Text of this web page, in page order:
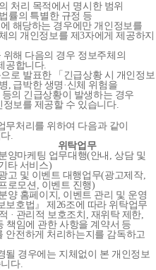
처리 목적에서 명시한 범위
률의 특별한 규정 등
해당하는 경우에만 개인정보를
의 개인정보를 제3자에게 제공하지
해 다음의 경우 정보주체의
공합니다.
로 발표한 「긴급상황 시 개인정보
, 급박한 생명·신체 위험을
의 긴급상황이 발생하는 경우
보를 제공할 수 있습니다.
처리를 위하여 다음과 같이
.
위탁업무
양마케팅 업무대행(안내, 상담 및
타 서비스)
고 및 이벤트 대행업무(광고제작,
로모션, 이벤트 진행)
양 홈페이지, 이벤트 관리 및 운영
보호법』 제26조에 따라 위탁업무
· 관리적 보호조치, 재위탁 제한,
책임에 관한 사항을 계약서 등
안전하게 처리하는지를 감독하고
될 경우에는 지체없이 본 개인정보
다.